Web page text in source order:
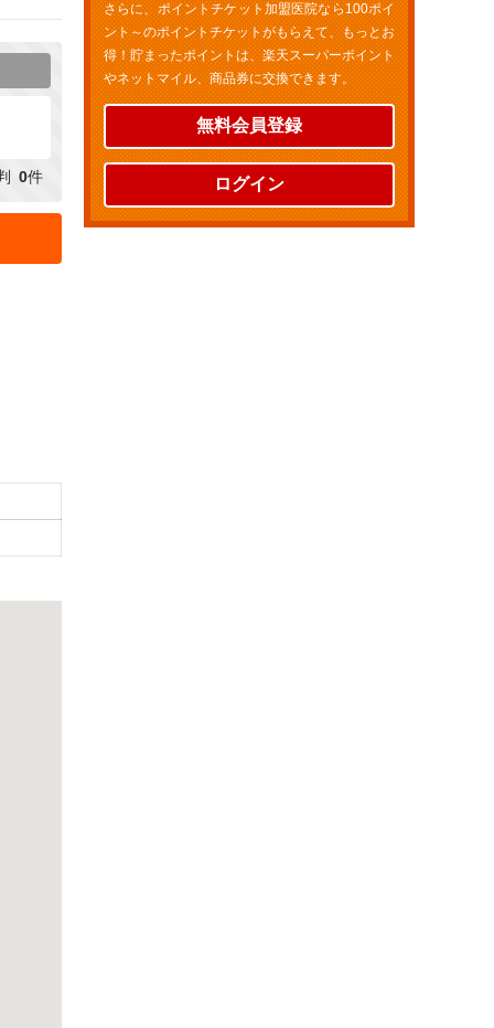
0件
さらに、ポイントチケット加盟医院なら100ポイ
ント～のポイントチケットがもらえて、もっとお
得！貯まったポイントは、楽天スーパーポイント
やネットマイル、商品券に交換できます。
無料会員登録
ログイン